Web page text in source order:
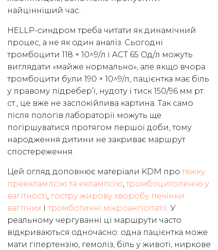
найцінніший час.
HELLP-синдром треба читати як динамічний
процес, а не як один аналіз. Сьогодні
тромбоцити 118 × 10^9/л і АСТ 65 Од/л можуть
виглядати «майже нормально», але якщо вчора
тромбоцити були 190 × 10^9/л, пацієнтка має біль
у правому підребер’ї, нудоту і тиск 150/96 мм рт.
ст., це вже не заспокійлива картина. Так само
після пологів лабораторії можуть ще
погіршуватися протягом першої доби, тому
народження дитини не закриває маршрут
спостереження.
Цей огляд доповнює матеріали KDM про тяжку
прееклампсію та еклампсію, тромбоцитопенію у
вагітності, гостру жирову хворобу печінки
вагітних і тромботичні мікроангіопатії. У
реальному чергуванні ці маршрути часто
відкриваються одночасно: одна пацієнтка може
мати гіпертензію, гемоліз, біль у животі, ниркове